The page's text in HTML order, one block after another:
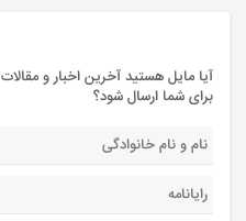
آیا مایل هستید آخرین اخبار و
برای شما ارسال شود؟